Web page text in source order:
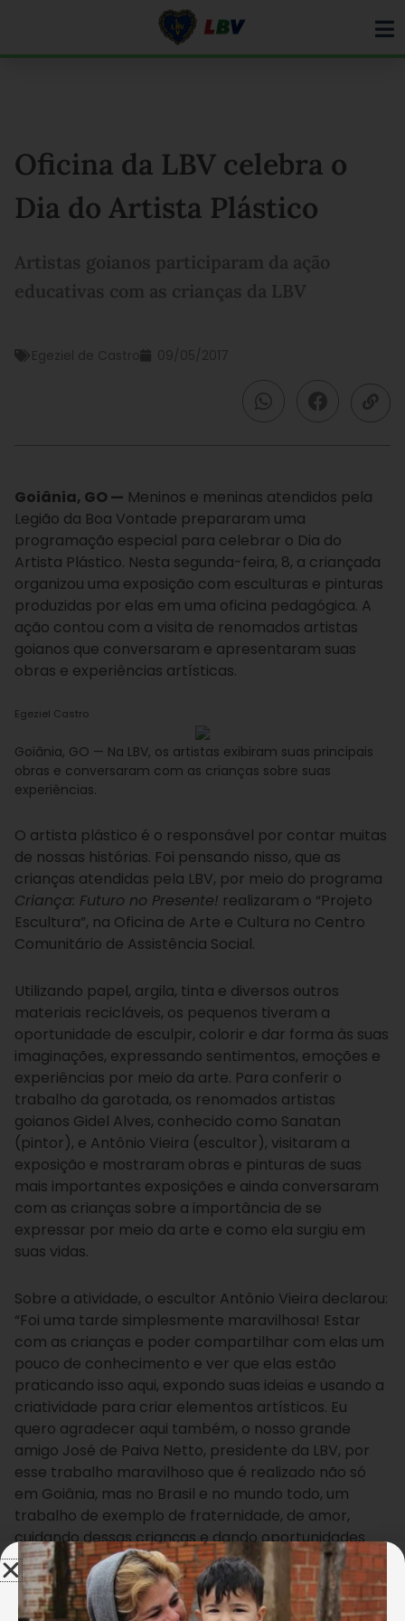
Oficina da LBV celebra o
Dia do Artista Plástico
Artistas goianos participaram da ação
educativas com as crianças da LBV
Egeziel de Castro 09/05/2017
Goiânia, GO — Meninos e meninas atendidos pela
Legião da Boa Vontade prepararam uma
programação especial para celebrar o Dia do
Artista Plástico. Nesta segunda-feira, 8, a criançada
organizou uma exposição com esculturas e pinturas
produzidas por elas em uma oficina pedagógica. A
ação contou com a visita de renomados artistas
goianos que conversaram e apresentaram suas
obras e experiências artísticas.
Egeziel Castro
Goiânia, GO — Na LBV, os artistas exibiram suas principais
obras e conversaram com as crianças sobre suas
experiências.
O artista plástico é o responsável por contar muitas
de nossas histórias. Foi pensando nisso, que as
crianças atendidas pela LBV, por meio do programa
Criança: Futuro no Presente! realizaram o “Projeto
Escultura”, na Oficina de Arte e Cultura no Centro
Comunitário de Assistência Social.
Utilizando papel, argila, tinta e diversos outros
materiais recicláveis, os pequenos tiveram a
oportunidade de esculpir, colorir e dar forma às suas
imaginações, expressando sentimentos, emoções e
experiências por meio da arte. Para conferir o
trabalho da garotada, os renomados artistas
goianos Gidel Alves, conhecido como Sanatan
(pintor), e Antônio Vieira (escultor), visitaram a
exposição e mostraram obras e pinturas de suas
mais importantes exposições e ainda conversaram
com as crianças sobre a importância de se
expressar por meio da arte e como ela surgiu em
suas vidas.
Sobre a atividade, o escultor Antônio Vieira declarou:
“Foi uma tarde simplesmente maravilhosa! Estar
com as crianças e poder compartilhar com elas um
pouco de conhecimento e ver que elas estão
praticando isso aqui, expondo suas ideias e usando a
criatividade para criar elementos artísticos. Eu
quero agradecer aqui também, o nosso grande
amigo José de Paiva Netto, presidente da LBV, por
esse trabalho maravilhoso que é realizado não só
em Goiânia, mas no Brasil e no mundo todo, um
trabalho de exemplo de fraternidade, de amor,
cuidando dessas crianças e dando oportunidades
para que elas tenham acesso a tudo o que tem de
mais importante para a boa formação delas”.